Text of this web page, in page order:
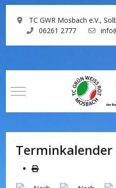
TC GWR Mosbach e.V.,
06261 2777
Mobile Menu Toggle
Terminkalender